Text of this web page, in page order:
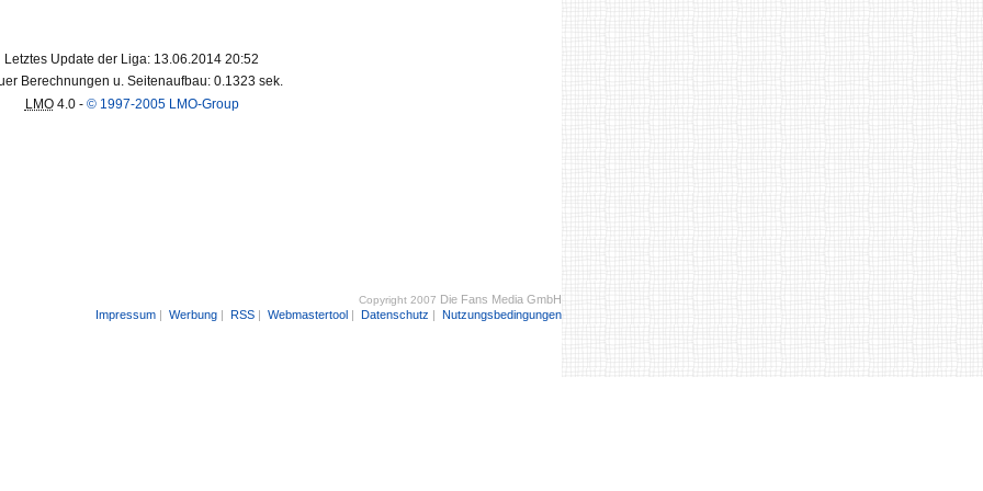
Letztes Update der Liga: 13.06.2014 20:52
Berechnungen u. Seitenaufbau: 0.1323 sek.
LMO4.0 - © 1997-2005 LMO-Group
Copyright 2007 Die Fans Media GmbH
Impressum | Werbung | RSS | Webmastertool | Datenschutz | Nutzungsbedingungen